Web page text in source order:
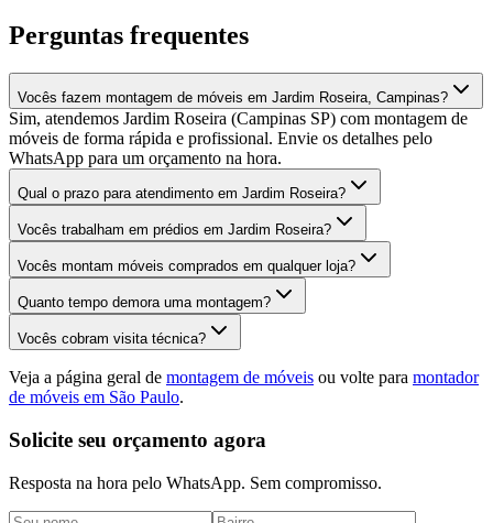
Perguntas frequentes
Vocês fazem montagem de móveis em Jardim Roseira, Campinas?
Sim, atendemos Jardim Roseira (Campinas SP) com montagem de
móveis de forma rápida e profissional. Envie os detalhes pelo
WhatsApp para um orçamento na hora.
Qual o prazo para atendimento em Jardim Roseira?
Vocês trabalham em prédios em Jardim Roseira?
Vocês montam móveis comprados em qualquer loja?
Quanto tempo demora uma montagem?
Vocês cobram visita técnica?
Veja a página geral de montagem de móveis ou volte para montador
de móveis em São Paulo.
Solicite seu orçamento agora
Resposta na hora pelo WhatsApp. Sem compromisso.